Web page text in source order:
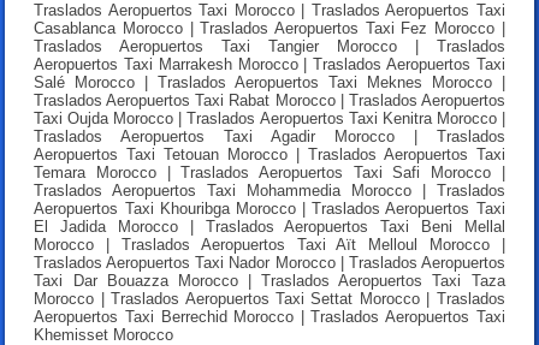
Traslados Aeropuertos Taxi Morocco | Traslados Aeropuertos Taxi
Casablanca Morocco | Traslados Aeropuertos Taxi Fez Morocco |
Traslados Aeropuertos Taxi Tangier Morocco | Traslados
Aeropuertos Taxi Marrakesh Morocco | Traslados Aeropuertos Taxi
Salé Morocco | Traslados Aeropuertos Taxi Meknes Morocco |
Traslados Aeropuertos Taxi Rabat Morocco | Traslados Aeropuertos
Taxi Oujda Morocco | Traslados Aeropuertos Taxi Kenitra Morocco |
Traslados Aeropuertos Taxi Agadir Morocco | Traslados
Aeropuertos Taxi Tetouan Morocco | Traslados Aeropuertos Taxi
Temara Morocco | Traslados Aeropuertos Taxi Safi Morocco |
Traslados Aeropuertos Taxi Mohammedia Morocco | Traslados
Aeropuertos Taxi Khouribga Morocco | Traslados Aeropuertos Taxi
El Jadida Morocco | Traslados Aeropuertos Taxi Beni Mellal
Morocco | Traslados Aeropuertos Taxi Aït Melloul Morocco |
Traslados Aeropuertos Taxi Nador Morocco | Traslados Aeropuertos
Taxi Dar Bouazza Morocco | Traslados Aeropuertos Taxi Taza
Morocco | Traslados Aeropuertos Taxi Settat Morocco | Traslados
Aeropuertos Taxi Berrechid Morocco | Traslados Aeropuertos Taxi
Khemisset Morocco